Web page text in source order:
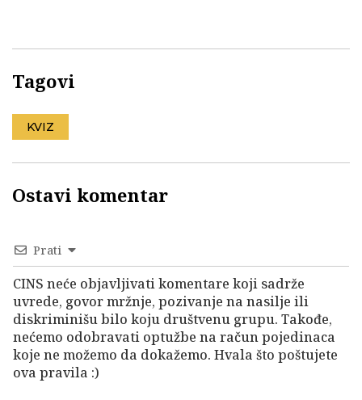
Tagovi
KVIZ
Ostavi komentar
Prati
CINS neće objavljivati komentare koji sadrže
uvrede, govor mržnje, pozivanje na nasilje ili
diskriminišu bilo koju društvenu grupu. Takođe,
nećemo odobravati optužbe na račun pojedinaca
koje ne možemo da dokažemo. Hvala što poštujete
ova pravila :)